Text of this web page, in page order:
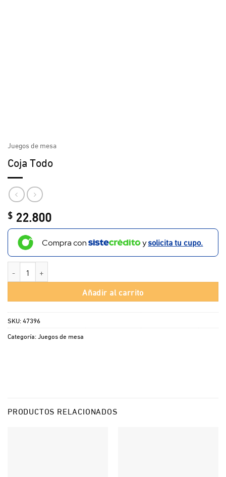
Juegos de mesa
Coja Todo
$ 22.800
Compra con ysolicita tu cupo.
Añadir al carrito
SKU:47396
Categoría:Juegos de mesa
PRODUCTOS RELACIONADOS